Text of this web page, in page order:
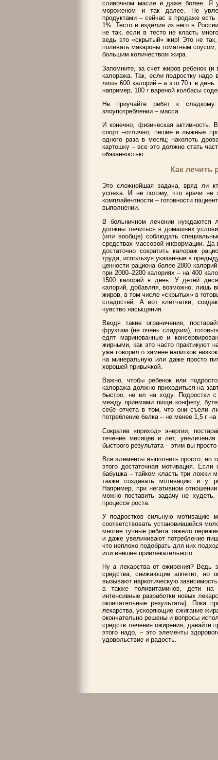
сливочном масле и даже более. Я
мороженом и так далее. Не
продуктами – сейчас в продаже
1%. Тесто и изделия из него в
не так, если в тесто не класть
ведь это «скрытый» жир! Это не
поливать макароны томатным
большим количеством жира.
Запомните, за счет жиров ребенок
калоража. Так, если подростку надо
лишь 600 калорий – а это 70 г в
например, 100 г вареной колбасы
Не приучайте ребят к
злоупотреблении – масса.
И конечно, физическая
спорт –отлично; пешие и лыжные
одного раза в месяц; наколоть
картошку – все это должно стать
обязанностью.
Как лечить
Это сложнейшая задача, вряд ли
успеха. И не потому, что врачи не
комплайентности – готовности
выполнении.
В больничном лечении нуждаются
должны лечиться в домашних
(или вообще) соблюдать
средствах массовой информации.
достаточно сократить калораж
труда, используя указанные в
ценности рациона более 2800
при 2000–2200 калориях – на 400
1500 калорий в день. У детей
калорий, добавляя, возможно, лишь
жиров, в том числе «скрытых» в
сладостей. А вот клетчатки,
чувство насыщения.
Вводя такие ограничения,
фруктам (не очень сладким),
едят маринованные и
жирными, как это часто практикуют
уже говорил о замене напитков
на минеральную или даже просто
хорошей привычкой.
Важно, чтобы ребенок или
калоража должно приходиться на
быстро, не ел на ходу. Подростки
между приемами пищи конфету,
себе отчета в том, что они съели
потребление белка – не менее 1,5 г на
Сократив «приход» энергии,
течение месяцев и лет,
быстрого результата – этим вы просто
Все элементы выполнить просто, но
этого достаточная мотивация.
бабушка – тайком класть три
также создавать мотивацию и у
Например, при негативном
можно поставить задачу не
процессе роста.
У подростков сильную мотивацию
соответствовать установившейся
многие тучные ребята тяжело
и даже увеличивают потребление
что неплохо подобрать для них
или внешне привлекательного.
Ну а лекарства от ожирения? Ведь
средства, снижающие аппетит, но
вызывают наркотическую
а также поливитаминов, дети
интенсивные разработки новых
окончательные результаты). Пока
лекарства, ускоряющие сжигание
окончательно решены и вопросы
средств лечения ожирения, давайте
этого надо, – это элементы
удовольствие и радость.